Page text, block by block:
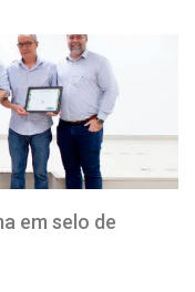
em selo de